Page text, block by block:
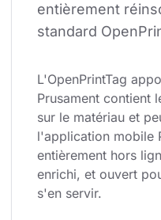
entièrement
standard
L'OpenPrintTag
Prusament contient
sur le matériau et
l'application mobile
entièrement hors
enrichi, et ouvert
s'en servir.